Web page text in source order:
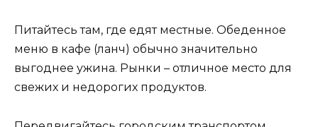
Питайтесь там, где едят местные. Обеденное
меню в кафе (ланч) обычно значительно
выгоднее ужина. Рынки – отличное место для
свежих и недорогих продуктов.